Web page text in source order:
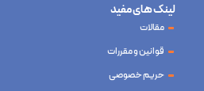
لینک های مفید
مقالات
قوانین و مقررات
حریم خصوصی